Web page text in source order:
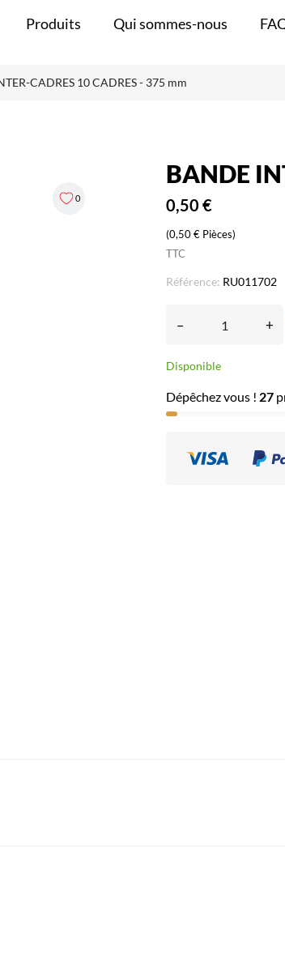
Produits Qui sommes-nous
CADRES 10 CADRES - 375 mm
0
BANDE
0,50 €
(0,50 € Pièces)
TTC
Référence: RU011702
– +
Disponible
Dépêchez vous ! 27